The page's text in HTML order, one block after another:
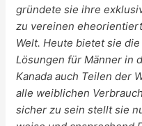
gründete sie ihre
zu vereinen
Welt. Heute bietet sie
Lösungen für Männer in
Kanada auch Teilen der
alle weiblichen
sicher zu sein stellt sie